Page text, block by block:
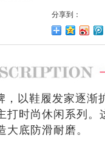
分享到：
以鞋履发家逐
打时尚休闲系列
底防滑耐磨。